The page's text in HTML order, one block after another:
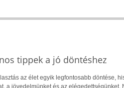
tippek a jó döntéshez
az élet egyik legfontosabb döntése,